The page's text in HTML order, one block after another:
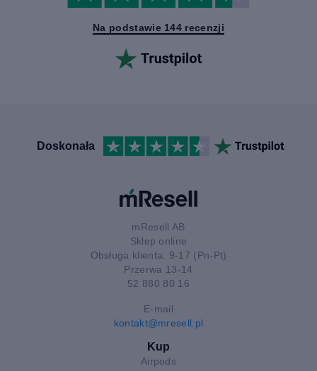
Na podstawie 144 recenzji
Doskonała
mResell AB
Sklep online
Obsługa klienta: 9-17 (Pn-Pt)
Przerwa 13-14
52 880 80 16
E-mail
kontakt@mresell.pl
Kup
Airpods